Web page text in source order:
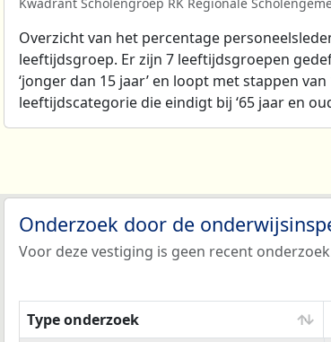
Overzicht van het percentage
leeftijdsgroep. Er zijn 7 leeftijdsgroepen
‘jonger dan 15 jaar’ en loopt met stappen
leeftijdscategorie die eindigt bij ‘65 jaar en
Onderzoek door de
Voor deze vestiging is geen recent
Type onderzoek